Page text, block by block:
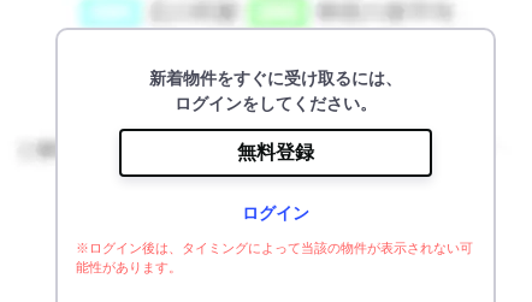
新着物件をすぐに受け取るには、
ログインをしてください。
無料登録
ログイン
※ログイン後は、タイミングによって当該の物件が表示されない可
能性があります。